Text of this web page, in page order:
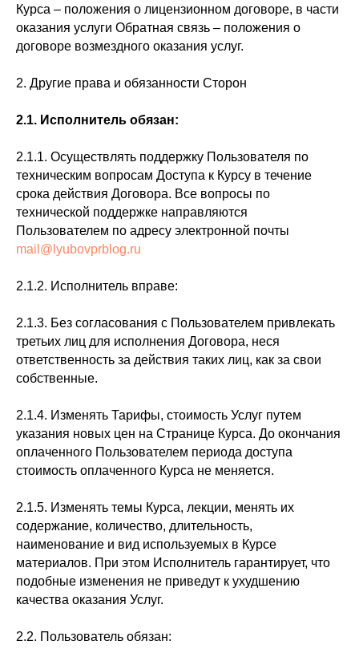
Курса – положения о лицензионном договоре, в части
оказания услуги Обратная связь – положения о
договоре возмездного оказания услуг.
2. Другие права и обязанности Сторон
2.1. Исполнитель обязан:
2.1.1. Осуществлять поддержку Пользователя по
техническим вопросам Доступа к Курсу в течение
срока действия Договора. Все вопросы по
технической поддержке направляются
Пользователем по адресу электронной почты
mail@lyubovprblog.ru
2.1.2. Исполнитель вправе:
2.1.3. Без согласования с Пользователем привлекать
третьих лиц для исполнения Договора, неся
ответственность за действия таких лиц, как за свои
собственные.
2.1.4. Изменять Тарифы, стоимость Услуг путем
указания новых цен на Странице Курса. До окончания
оплаченного Пользователем периода доступа
стоимость оплаченного Курса не меняется.
2.1.5. Изменять темы Курса, лекции, менять их
содержание, количество, длительность,
наименование и вид используемых в Курсе
материалов. При этом Исполнитель гарантирует, что
подобные изменения не приведут к ухудшению
качества оказания Услуг.
2.2. Пользователь обязан: